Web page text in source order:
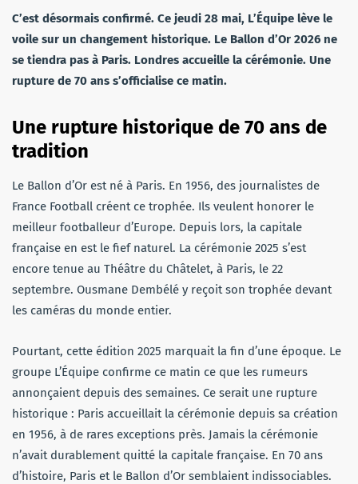
C’est désormais confirmé. Ce jeudi 28 mai, L’Équipe lève le
voile sur un changement historique. Le Ballon d’Or 2026 ne
se tiendra pas à Paris. Londres accueille la cérémonie. Une
rupture de 70 ans s’officialise ce matin.
Une rupture historique de 70 ans de
tradition
Le Ballon d’Or est né à Paris. En 1956, des journalistes de
France Football créent ce trophée. Ils veulent honorer le
meilleur footballeur d’Europe. Depuis lors, la capitale
française en est le fief naturel. La cérémonie 2025 s’est
encore tenue au Théâtre du Châtelet, à Paris, le 22
septembre. Ousmane Dembélé y reçoit son trophée devant
les caméras du monde entier.
Pourtant, cette édition 2025 marquait la fin d’une époque. Le
groupe L’Équipe confirme ce matin ce que les rumeurs
annonçaient depuis des semaines. Ce serait une rupture
historique : Paris accueillait la cérémonie depuis sa création
en 1956, à de rares exceptions près. Jamais la cérémonie
n’avait durablement quitté la capitale française. En 70 ans
d’histoire, Paris et le Ballon d’Or semblaient indissociables.